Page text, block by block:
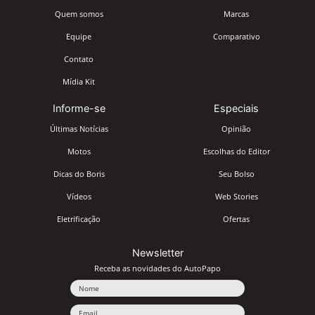
Quem somos
Equipe
Contato
Mídia Kit
Marcas
Comparativo
Informe-se
Últimas Notícias
Motos
Dicas do Boris
Vídeos
Eletrificação
Especiais
Opinião
Escolhas do Editor
Seu Bolso
Web Stories
Ofertas
Newsletter
Receba as novidades do AutoPapo